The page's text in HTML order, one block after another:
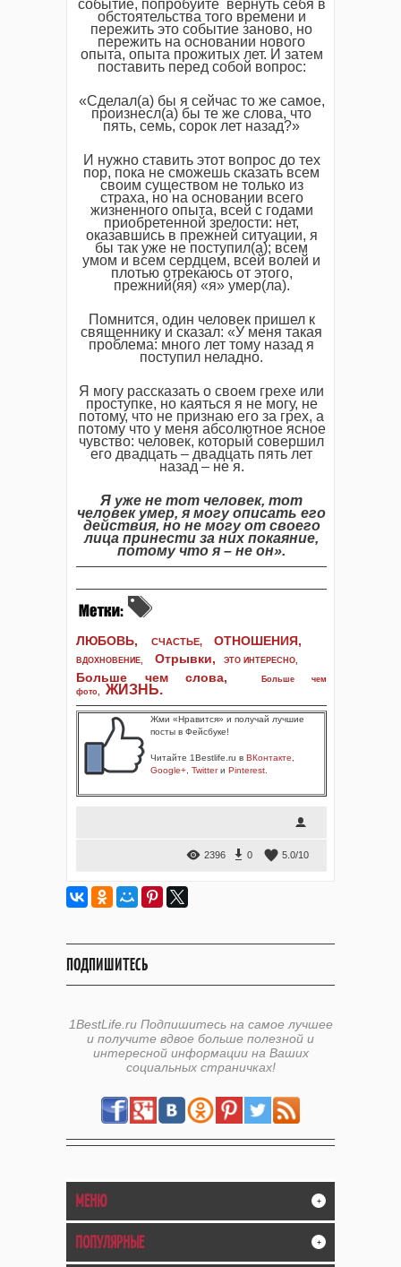
событие, попробуйте вернуть себя в
обстоятельства того времени и
пережить это событие заново, но
пережить на основании нового
опыта, опыта прожитых лет. И затем
поставить перед собой вопрос:
«Сделал(а) бы я сейчас то же самое,
произнесл(а) бы те же слова, что
пять, семь, сорок лет назад?»
И нужно ставить этот вопрос до тех
пор, пока не сможешь сказать всем
своим существом не только из
страха, но на основании всего
жизненного опыта, всей с годами
приобретенной зрелости: нет,
оказавшись в прежней ситуации, я
бы так уже не поступил(а); всем
умом и всем сердцем, всей волей и
плотью отрекаюсь от этого,
прежний(яя) «я» умер(ла).
Помнится, один человек пришел к
священнику и сказал: «У меня такая
проблема: много лет тому назад я
поступил неладно.
Я могу рассказать о своем грехе или
проступке, но каяться я не могу, не
потому, что не признаю его за грех, а
потому что у меня абсолютное ясное
чувство: человек, который совершил
его двадцать – двадцать пять лет
назад – не я.
Я уже не тот человек, тот
человек умер, я могуописать его
действия, но не могуот своего
лица принести за них покаяние,
потомучто я – не он».
ЛЮБОВЬ, СЧАСТЬЕ, ОТНОШЕНИЯ,
ВДОХНОВЕНИЕ, Отрывки, ЭТО ИНТЕРЕСНО,
Больше чем слова,
Больше чем
фото, ЖИЗНЬ.
Жми «Нравится» и получай лучшие
посты в Фейсбуке!
Читайте 1Bestlife.ru в ВКонтакте
Google+ Twitterи Pinterest
2396 0 5.0/10
ПОДПИШИТЕСЬ
1BestLife.ru Подпишитесь на самое лучшее
и получите вдвое больше полезной и
интересной информации на Ваших
социальных страничках!
МЕНЮ +
ПОПУЛЯРНЫЕ +